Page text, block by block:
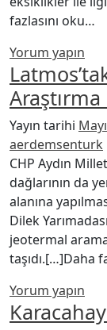
fazlasını oku…
Yorum yapın
Yayın tarihi
aerdemsenturk
CHP Aydın
dağlarının da
alanına
Dilek
jeotermal
taşıdı.[…]Daha
Yorum yapın